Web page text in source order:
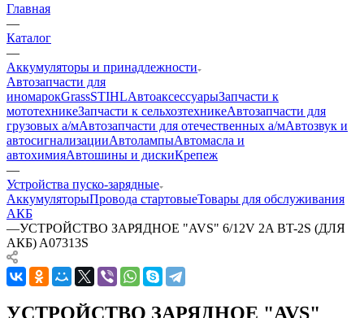
Главная
—
Каталог
—
Аккумуляторы и принадлежности
Автозапчасти для
иномарокGrassSTIHLАвтоаксессуарыЗапчасти к
мототехникеЗапчасти к сельхозтехникеАвтозапчасти для
грузовых а/мАвтозапчасти для отечественных а/мАвтозвук и
автосигнализацииАвтолампыАвтомасла и
автохимияАвтошины и дискиКрепеж
—
Устройства пуско-зарядные
АккумуляторыПровода стартовыеТовары для обслуживания
АКБ
—УСТРОЙСТВО ЗАРЯДНОЕ "AVS" 6/12V 2A BT-2S (ДЛЯ
АКБ) A07313S
УСТРОЙСТВО ЗАРЯДНОЕ "AVS"